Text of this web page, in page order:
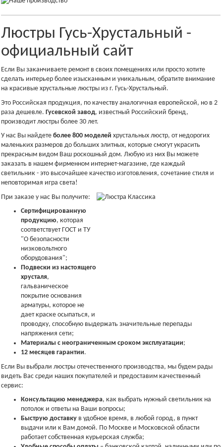
Люстры Гусь-Хрустальный -
официальный сайт
Если Вы заканчиваете ремонт в своих помещениях или просто хотите
сделать интерьер более изысканным и уникальным, обратите внимание
на красивые хрустальные люстры из г. Гусь-Хрустальный.
Это Российская продукция, по качеству аналогичная европейской, но в 2
раза дешевле. Гусевской завод, известный Российский бренд,
производит люстры более 30 лет.
У нас Вы найдете более 800 моделей хрустальных люстр, от недорогих
маленьких размеров до больших элитных, которые смогут украсить
прекрасным видом Ваш роскошный дом. Любую из них Вы можете
заказать в нашем фирменном интернет-магазине, где каждый
светильник - это высочайшее качество изготовления, сочетание стиля и
неповторимая игра света!
При заказе у нас Вы получите:
Сертифицированную
продукцию, которая
соответствует ГОСТ и ТУ
"О безопасности
низковольтного
оборудования";
Подвески из настоящего
хрусталя,
гальваническое
покрытие основания
арматуры, которое не
дает краске осыпаться, и
проводку, способную выдержать значительные перепады
напряжения сети;
Материалы с неограниченным сроком эксплуатации;
12 месяцев гарантии.
Если Вы выбрали люстры отечественного производства, мы будем рады
видеть Вас среди наших покупателей и предоставим качественный
сервис:
Консультацию менеджера, как выбрать нужный светильник на
потолок и ответы на Ваши вопросы;
Быструю доставку в удобное время, в любой город, в пункт
выдачи или к Вам домой. По Москве и Московской области
работает собственная курьерская служба;